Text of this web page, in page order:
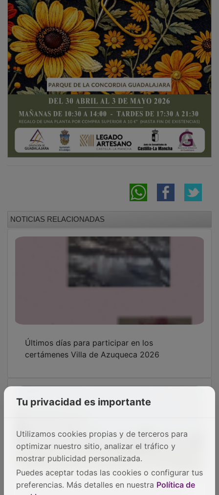
Últimos días para participar en los
certámenes Villa de Azuqueca 2026
El Ayuntamiento de Azuqueca incorpora un
Tu privacidad es importante
Utilizamos cookies propias y de terceros para
optimizar nuestro sitio, analizar el tráfico y
mostrar publicidad personalizada.
Puedes aceptar todas las cookies o configurar tus
preferencias. Más detalles en nuestra Política de